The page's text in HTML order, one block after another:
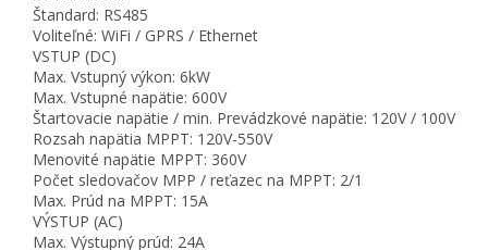
Štandard: RS485
Voliteľné: WiFi / GPRS / Ethernet
VSTUP (DC)
Max. Vstupný výkon: 6kW
Max. Vstupné napätie: 600V
Štartovacie napätie / min. Prevádzkové napätie: 120V / 100V
Rozsah napätia MPPT: 120V-550V
Menovité napätie MPPT: 360V
Počet sledovačov MPP / reťazec na MPPT: 2/1
Max. Prúd na MPPT: 15A
VÝSTUP (AC)
Max. Výstupný prúd: 24A